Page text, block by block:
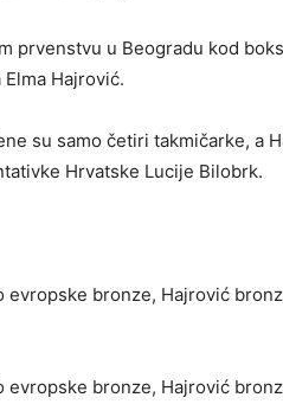
prvenstvu u Beogradu kod
Hajrović.
su samo četiri takmičarke, a
Hrvatske Lucije Bilobrk.
evropske bronze, Hajrović
evropske bronze, Hajrović